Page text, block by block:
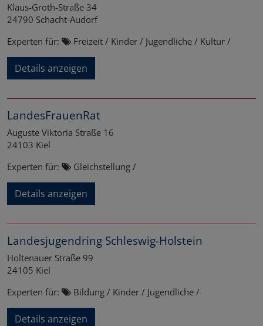
Klaus-Groth-Straße 34
24790 Schacht-Audorf
Experten für:
Freizeit / Kinder / Jugendliche / Kultur /
Details anzeigen
LandesFrauenRat
Auguste Viktoria Straße 16
24103 Kiel
Experten für:
Gleichstellung /
Details anzeigen
Landesjugendring Schleswig-Holstein
Holtenauer Straße 99
24105 Kiel
Experten für:
Bildung / Kinder / Jugendliche /
Details anzeigen